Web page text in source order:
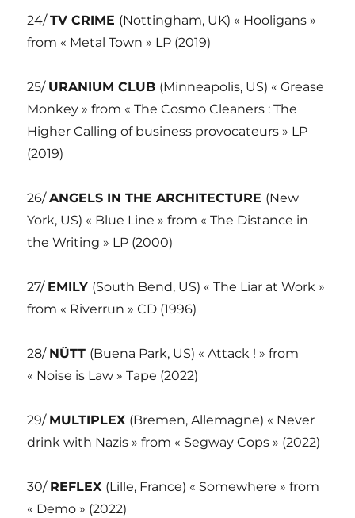
24/TV CRIME (Nottingham, UK) « Hooligans »
from « Metal Town » LP (2019)
25/ URANIUM CLUB (Minneapolis, US) « Grease
Monkey » from « The Cosmo Cleaners : The
Higher Calling of business provocateurs » LP
(2019)
26/ANGELS IN THE ARCHITECTURE (New
York, US) « Blue Line » from « The Distance in
the Writing » LP (2000)
27/ EMILY (South Bend, US) « The Liar at Work »
from « Riverrun » CD (1996)
28/ NÜTT (Buena Park, US) « Attack ! » from
« Noise is Law » Tape (2022)
29/ MULTIPLEX (Bremen, Allemagne) « Never
drink with Nazis » from « Segway Cops » (2022)
30/ REFLEX (Lille, France) « Somewhere » from
« Demo » (2022)